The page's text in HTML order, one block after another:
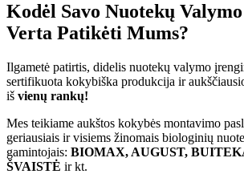
Kodėl Savo Nuotekų
Verta Patikėti Mums?
Ilgametė patirtis, didelis nuotekų valymo
sertifikuota kokybiška produkcija ir
iš vienų rankų!
Mes teikiame aukštos kokybės montavimo
geriausiais ir visiems žinomais biologinių
gamintojais: BIOMAX, AUGUST,
ŠVAISTĖ ir kt.